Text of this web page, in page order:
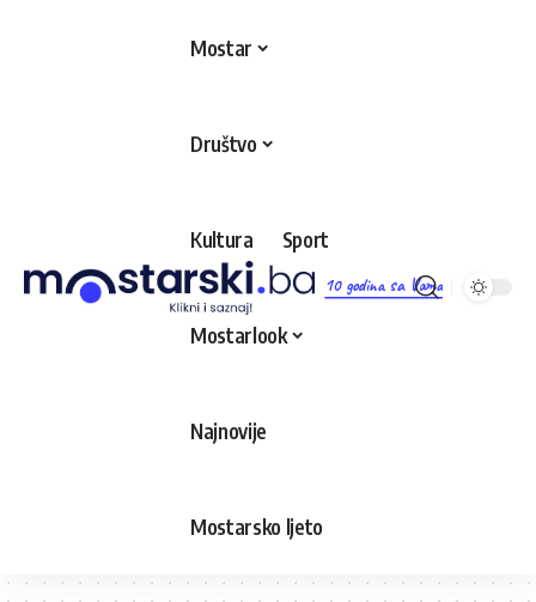
10 godina sa Vama
Mostar
Društvo
Kultura Sport
Mostarlook
Najnovije
Mostarsko ljeto